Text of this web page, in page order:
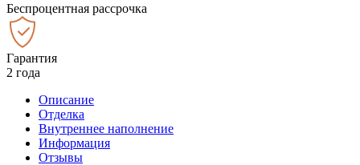
Беспроцентная рассрочка
Гарантия
2 года
Описание
Отделка
Внутреннее наполнение
Информация
Отзывы